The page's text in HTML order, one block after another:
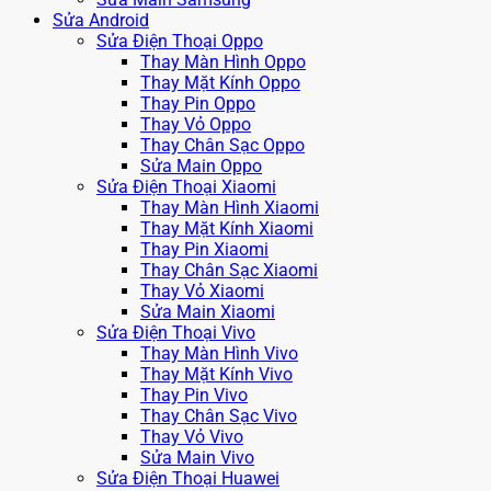
Sửa Android
Sửa Điện Thoại Oppo
Thay Màn Hình Oppo
Thay Mặt Kính Oppo
Thay Pin Oppo
Thay Vỏ Oppo
Thay Chân Sạc Oppo
Sửa Main Oppo
Sửa Điện Thoại Xiaomi
Thay Màn Hình Xiaomi
Thay Mặt Kính Xiaomi
Thay Pin Xiaomi
Thay Chân Sạc Xiaomi
Thay Vỏ Xiaomi
Sửa Main Xiaomi
Sửa Điện Thoại Vivo
Thay Màn Hình Vivo
Thay Mặt Kính Vivo
Thay Pin Vivo
Thay Chân Sạc Vivo
Thay Vỏ Vivo
Sửa Main Vivo
Sửa Điện Thoại Huawei